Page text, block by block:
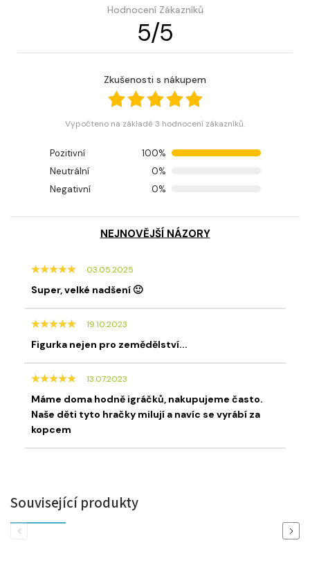
Hodnocení Zákazníků
5/5
Zkušenosti s nákupem
Vypočteno na základě 3 hodnocení zákazníků.
Pozitivní
100%
Neutrální
0%
Negativní
0%
NEJNOVĚJŠÍ NÁZORY
03.05.2025
Super, velké nadšení 🙂
19.10.2023
Figurka nejen pro zemědělství...
13.07.2023
Máme doma hodně igráčků, nakupujeme často.
Naše děti tyto hračky milují a navíc se vyrábí za
kopcem
Související produkty
Previous Next